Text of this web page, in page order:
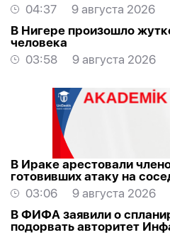
04:37
9 августа 2026
В Нигере произошло
человека
03:58
9 августа 2026
В Ираке арестовали
готовивших атаку на
03:06
9 августа 2026
В ФИФА заявили о
подорвать авторитет